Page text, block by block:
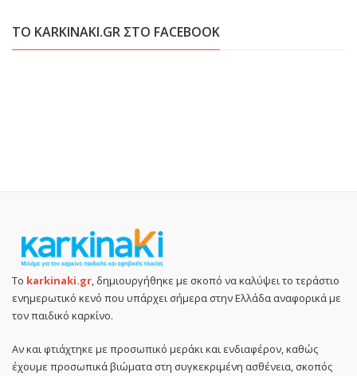
ΤΟ KARKINAKI.GR ΣΤΟ FACEBOOK
Το karkinaki.gr, δημιουργήθηκε με σκοπό να καλύψει το τεράστιο
ενημερωτικό κενό που υπάρχει σήμερα στην Ελλάδα αναφορικά με
τον παιδικό καρκίνο.
Αν και φτιάχτηκε με προσωπικό μεράκι και ενδιαφέρον, καθώς
έχουμε προσωπικά βιώματα στη συγκεκριμένη ασθένεια, σκοπός